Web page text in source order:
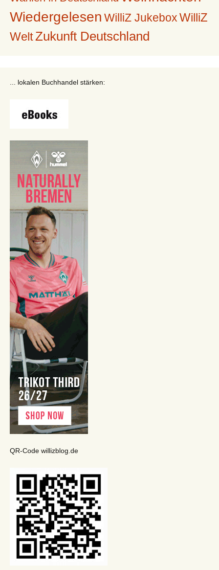
Wiedergelesen WilliZ Jukebox WilliZ
WeltZukunft Deutschland
... lokalen Buchhandel stärken:
QR-Code willizblog.de